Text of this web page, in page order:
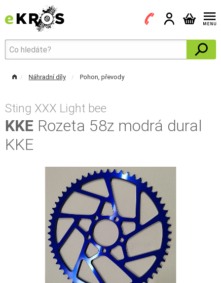
Náhradní díly Pohon, převody
Sting XXX Light bee
KKE Rozeta 58z modrá dural
KKE